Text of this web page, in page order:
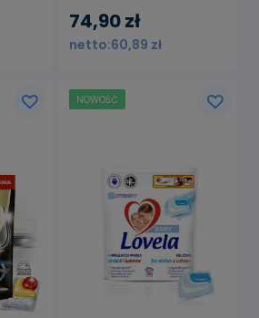
Prań
74,90 zł
60,89 zł
NOWOŚĆ